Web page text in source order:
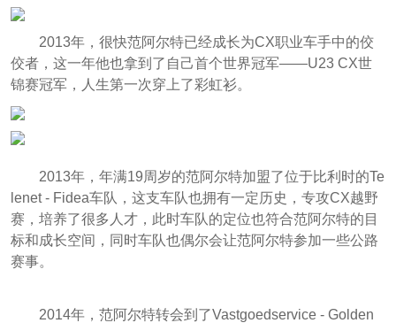
2013年，很快范阿尔特已经成长为CX职业车手中的佼
佼者，这一年他也拿到了自己首个世界冠军——U23 CX世
锦赛冠军，人生第一次穿上了彩虹衫。
2013年，年满19周岁的范阿尔特加盟了位于比利时的Te
lenet - Fidea车队，这支车队也拥有一定历史，专攻CX越野
赛，培养了很多人才，此时车队的定位也符合范阿尔特的目
标和成长空间，同时车队也偶尔会让范阿尔特参加一些公路
赛事。
2014年，范阿尔特转会到了Vastgoedservice - Golden